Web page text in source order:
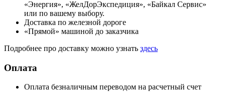
«Энергия», «ЖелДорЭкспедиция», «Байкал Сервис»
или по вашему выбору.
Доставка по железной дороге
«Прямой» машиной до заказчика
Подробнее про доставку можно узнать здесь
Оплата
Оплата безналичным переводом на расчетный счет